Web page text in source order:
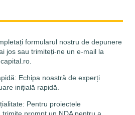
formularul nostru de depunere
jos sau trimiteți-ne un e-mail la
Echipa noastră de experți
inițială rapidă.
Pentru proiectele
prompt un NDA pentru a